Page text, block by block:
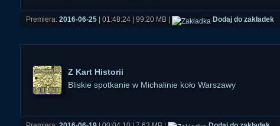
Premiera: 2016-06-25 | 01:48:24 | 99.20 MB | Dodaj do zakładek
Z Kart Historii
Bliskie spotkanie w Michalinie koło Warszawy